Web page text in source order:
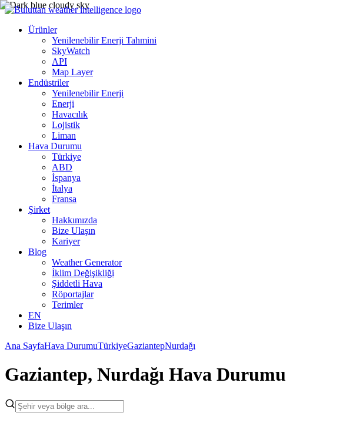
Ürünler
Yenilenebilir Enerji Tahmini
SkyWatch
API
Map Layer
Endüstriler
Yenilenebilir Enerji
Enerji
Havacılık
Lojistik
Liman
Hava Durumu
Türkiye
ABD
İspanya
İtalya
Fransa
Şirket
Hakkımızda
Bize Ulaşın
Kariyer
Blog
Weather Generator
İklim Değişikliği
Şiddetli Hava
Röportajlar
Terimler
EN
Bize Ulaşın
Ana SayfaHava DurumuTürkiyeGaziantepNurdağı
Gaziantep, Nurdağı Hava Durumu